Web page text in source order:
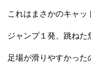
これはまさかのキャッ
ジャンプ１発、跳ねた
足場が滑りやすかった